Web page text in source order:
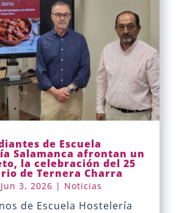
de Escuela
Salamanca afrontan un
la celebración del 25
de Ternera Charra
Jun 3, 2026 | Noticias
de Escuela Hostelería